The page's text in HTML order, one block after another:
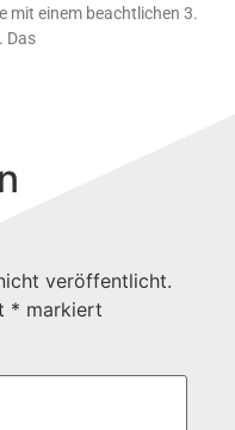
mit einem beachtlichen 3.
Das
veröffentlicht.
* markiert